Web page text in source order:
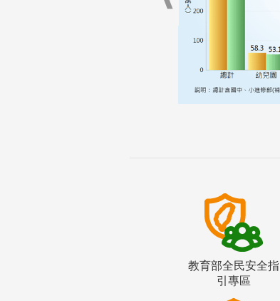
教育部全民安全指
引專區